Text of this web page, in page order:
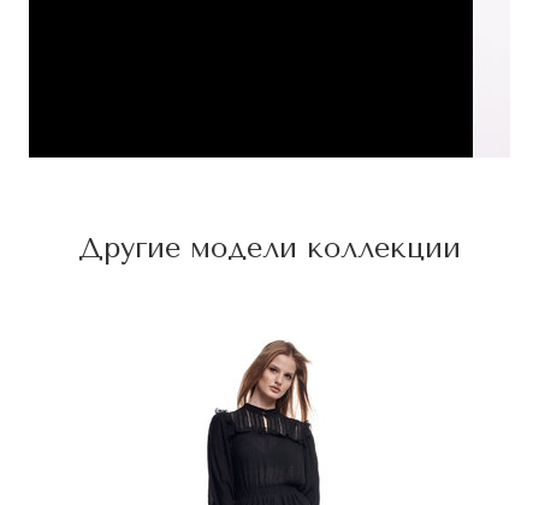
Другие модели коллекции